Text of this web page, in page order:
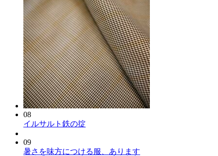
08
イルサルト鉄の掟
09
暑さを味方につける服、あります